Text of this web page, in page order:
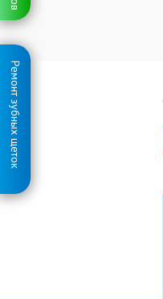
Ремонт зубных щеток